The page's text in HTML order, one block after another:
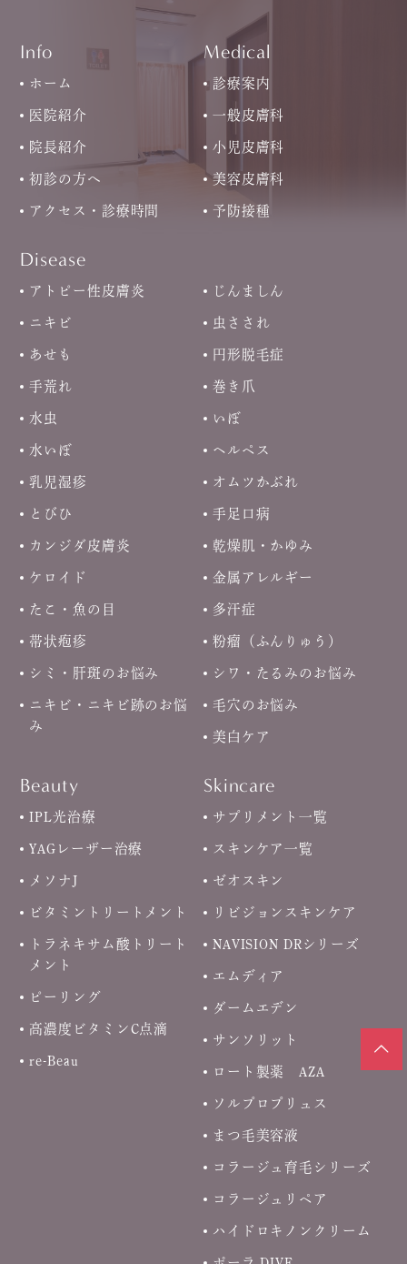
Info
ホーム
医院紹介
院長紹介
初診の方へ
アクセス・診療時間
Medical
診療案内
一般皮膚科
小児皮膚科
美容皮膚科
予防接種
Disease
アトピー性皮膚炎 じんましん
ニキビ 虫さされ
あせも 円形脱毛症
手荒れ 巻き爪
水虫 いぼ
水いぼ ヘルペス
乳児湿疹 オムツかぶれ
とびひ 手足口病
カンジダ皮膚炎 乾燥肌・かゆみ
ケロイド 金属アレルギー
たこ・魚の目 多汗症
帯状疱疹 粉瘤（ふんりゅう）
シミ・肝斑のお悩み シワ・たるみのお悩み
ニキビ・ニキビ跡のお悩
み
毛穴のお悩み
美白ケア
Beauty
IPL光治療
YAGレーザー治療
メソナJ
ビタミントリートメント
トラネキサム酸トリート
メント
ピーリング
高濃度ビタミンC点滴
re-Beau
Skincare
サプリメント一覧
スキンケア一覧
ゼオスキン
リビジョンスキンケア
NAVISION DRシリーズ
エムディア
ダームエデン
サンソリット
ロート製薬 AZA
ソルプロプリュス
まつ毛美容液
コラージュ育毛シリーズ
コラージュリペア
ハイドロキノンクリーム